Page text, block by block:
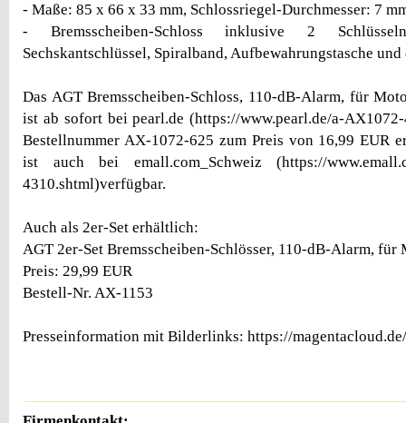
- Maße: 85 x 66 x 33 mm, Schlossriegel-Durchmesser: 7
- Bremsscheiben-Schloss inklusive 2
Sechskantschlüssel, Spiralband, Aufbewahrungstasche
Das AGT Bremsscheiben-Schloss, 110-dB-Alarm, für
ist ab sofort bei pearl.de (https://www.pearl.de/a-
Bestellnummer AX-1072-625 zum Preis von 16,99 EUR
ist auch bei emall.com_Schweiz (https://
4310.shtml)verfügbar.
Auch als 2er-Set erhältlich:
AGT 2er-Set Bremsscheiben-Schlösser, 110-dB-Alarm,
Preis: 29,99 EUR
Bestell-Nr. AX-1153
Presseinformation mit Bilderlinks: https://